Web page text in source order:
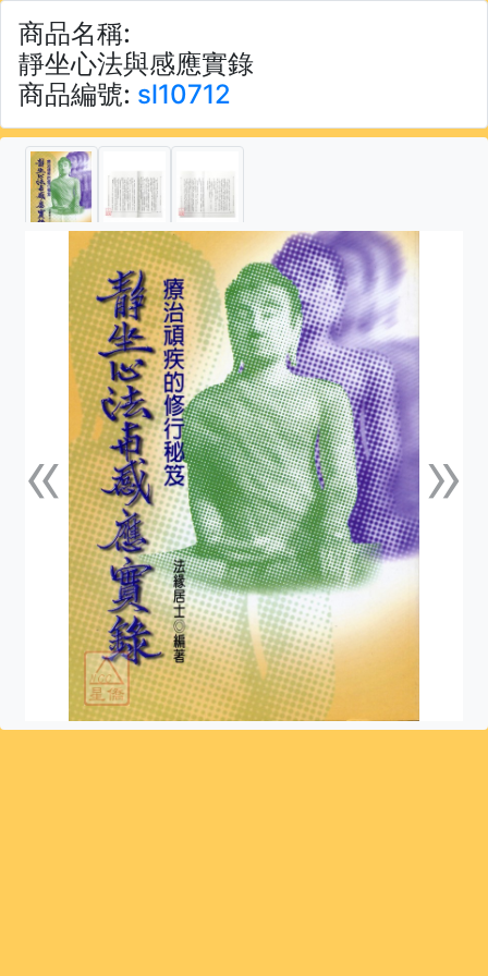
商品名稱:
靜坐心法與感應實錄
商品編號: sl10712
«上一張 »下一